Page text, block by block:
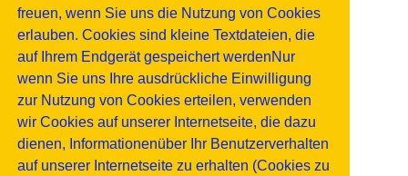
freuen, wenn Sie uns die Nutzung von Cookies
erlauben. Cookies sind kleine Textdateien, die
auf Ihrem Endgerät gespeichert werdenNur
wenn Sie uns Ihre ausdrückliche Einwilligung
zur Nutzung von Cookies erteilen, verwenden
wir Cookies auf unserer Internetseite, die dazu
dienen, Informationenüber Ihr Benutzerverhalten
auf unserer Internetseite zu erhalten (Cookies zu